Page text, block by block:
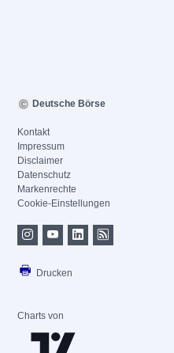
Deutsche Börse
Kontakt
Impressum
Disclaimer
Datenschutz
Markenrechte
Cookie-Einstellungen
Drucken
Charts von